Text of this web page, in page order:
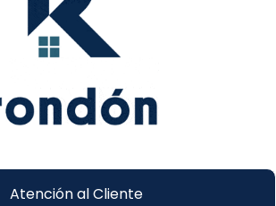
Atención al Cliente